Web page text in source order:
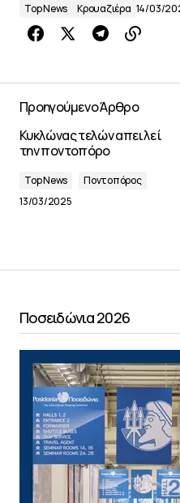
Top News Κρουαζιέρα 14/03/
Προηγούμενο Άρθρο
Κυκλώνας τελών απειλεί
την ποντοπόρο
Top News
Ποντοπόρος
13/03/2025
Ποσειδώνια 2026